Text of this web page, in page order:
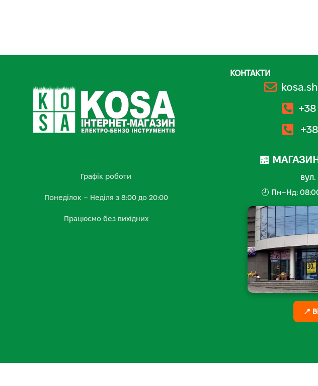
Графік роботи
Понеділок – Неділя з 8:00 до 20:00
Працюємо без вихідних
КОНТАКТИ
🏪
вул.
🕘 Пн–Нд:
📍